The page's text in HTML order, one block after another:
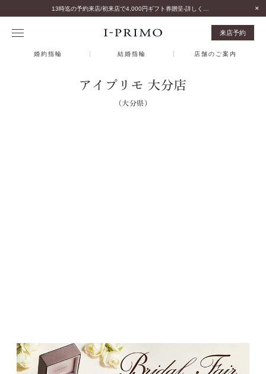
来店予約
婚約指輪 結婚指輪 店舗のご案内
アイプリモ 大分店
（大分県）